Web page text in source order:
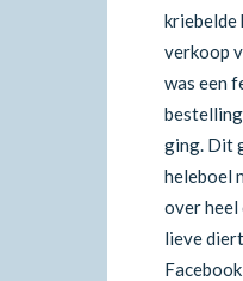
kriebelde
verkoop
was een
ging. Dit
heleboel
over heel
lieve